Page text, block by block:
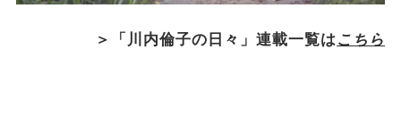
＞「川内倫子の日々」連載一覧はこちら